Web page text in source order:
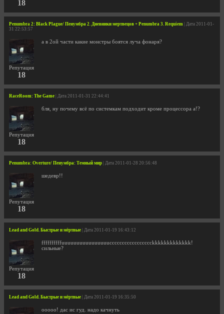
18
Penumbra 2: Black Plague/ Пенумбра 2. Дневники мертвецов + Penumbra 3. Requiem | Дата 2011-01-
31 22:53:57
Репутация
18
а в 2ой части какие монстры боятся луча фонаря?
RaceRoom: The Game | Дата 2011-01-31 22:44:41
Репутация
18
бля, ну почему всё по системкам подходит кроме процессора а!?
Penumbra: Overture/ Пенумбра: Темный мир | Дата 2011-01-28 20:56:48
Репутация
18
шедевр!!
Lead and Gold. Быстрые и мёртвые | Дата 2011-01-19 16:43:12
Репутация
18
ffffffffffuuuuuuuuuuuuuuuuccccccccccccccccckkkkkkkkkkkkk!
сильные?
Lead and Gold. Быстрые и мёртвые | Дата 2011-01-19 16:35:50
ооооо! дас ис гуд. надо качнуть